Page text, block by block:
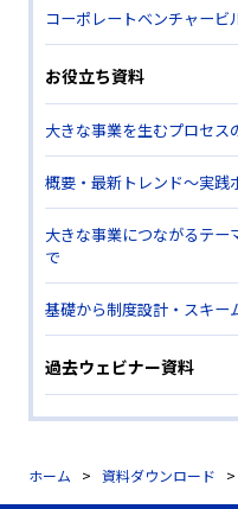
コーポレートベンチャービ
お役立ち資料
大きな事業を生むプロセス
概要・最新トレンド～実践
大きな事業につながるテー
で
基礎から制度設計・スキー
過去ウェビナー資料
ホーム 資料ダウンロード